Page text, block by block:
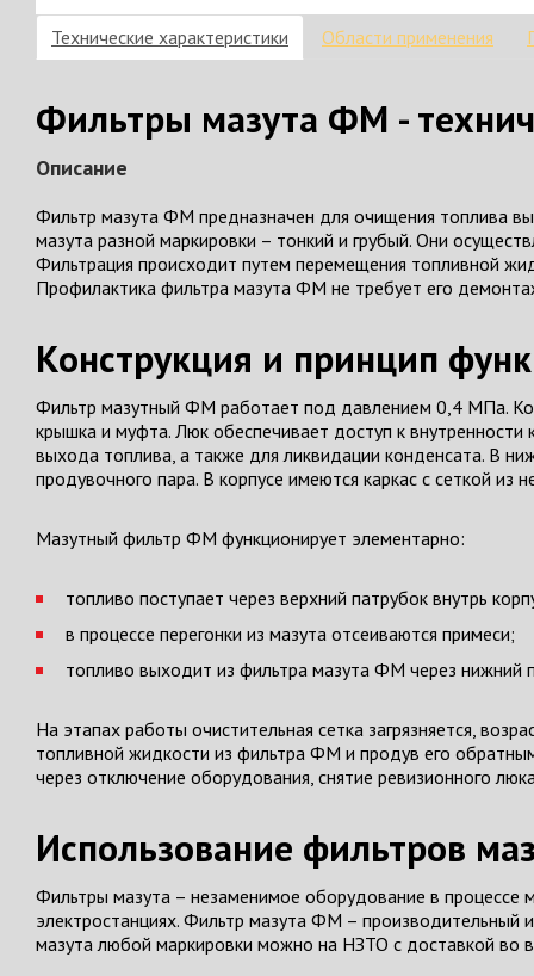
Технические характеристики Области применения
Фильтры мазута ФМ -
Описание
Фильтр мазута ФМ предназначен для очищения топлива
мазута разной маркировки – тонкий и грубый. Они
Фильтрация происходит путем перемещения топливной
Профилактика фильтра мазута ФМ не требует его
Конструкция и принцип
Фильтр мазутный ФМ работает под давлением 0,4 МПа.
крышка и муфта. Люк обеспечивает доступ к
выхода топлива, а также для ликвидации конденсата. В
продувочного пара. В корпусе имеются каркас с сеткой
Мазутный фильтр ФМ функционирует элементарно:
топливо поступает через верхний патрубок внутрь
в процессе перегонки из мазута отсеиваются примеси;
топливо выходит из фильтра мазута ФМ через нижний
На этапах работы очистительная сетка загрязняется,
топливной жидкости из фильтра ФМ и продув его
через отключение оборудования, снятие ревизионного
Использование фильтров
Фильтры мазута – незаменимое оборудование в процессе
электростанциях. Фильтр мазута ФМ – производительный
мазута любой маркировки можно на НЗТО с доставкой во